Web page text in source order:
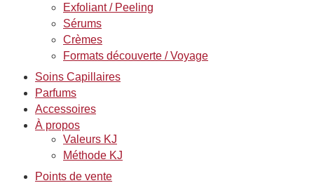
Exfoliant / Peeling
Sérums
Crèmes
Formats découverte / Voyage
Soins Capillaires
Parfums
Accessoires
À propos
Valeurs KJ
Méthode KJ
Points de vente